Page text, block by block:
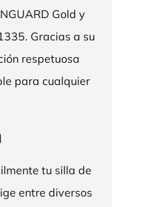
Gold y
Gracias a su
respetuosa
para cualquier
tu silla de
entre diversos